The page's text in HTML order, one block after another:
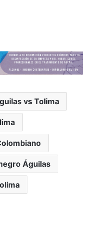
vs Tolima
Águilas